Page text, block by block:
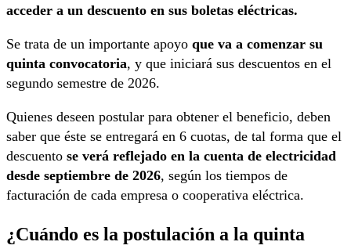
acceder a un descuento en sus boletas eléctricas.
Se trata de un importante apoyo que va a comenzar su
quinta convocatoria, y que iniciará sus descuentos en el
segundo semestre de 2026.
Quienes deseen postular para obtener el beneficio, deben
saber que éste se entregará en 6 cuotas, de tal forma que el
descuento se verá reflejado en la cuenta de electricidad
desde septiembre de 2026, según los tiempos de
facturación de cada empresa o cooperativa eléctrica.
¿Cuándo es la postulación a la quinta